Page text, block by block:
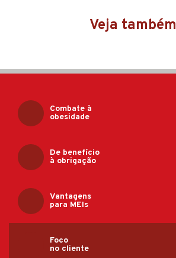
Veja também
Combate à
obesidade
De benefício
à obrigação
Vantagens
para MEIs
Foco
no cliente